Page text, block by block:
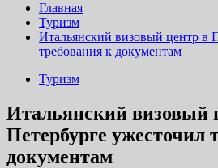
Главная
Туризм
Итальянский визовый центр в
требования к документам
Туризм
Итальянский визовый
Петербурге ужесточил
документам